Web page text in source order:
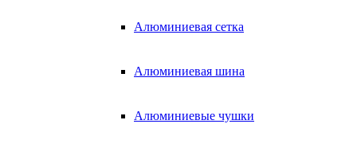
Алюминиевая сетка
Алюминиевая шина
Алюминиевые чушки